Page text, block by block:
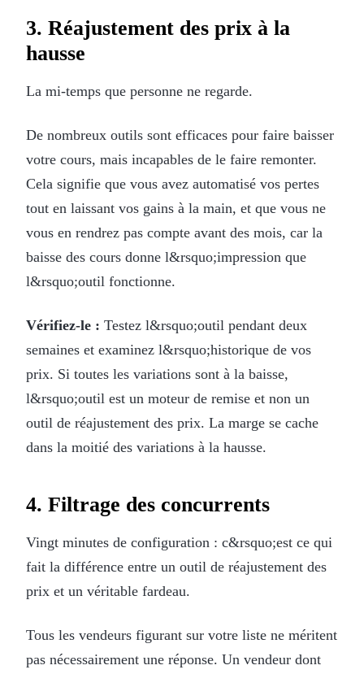
3. Réajustement des prix à la
hausse
La mi-temps que personne ne regarde.
De nombreux outils sont efficaces pour faire baisser
votre cours, mais incapables de le faire remonter.
Cela signifie que vous avez automatisé vos pertes
tout en laissant vos gains à la main, et que vous ne
vous en rendrez pas compte avant des mois, car la
baisse des cours donne l&rsquo;impression que
l&rsquo;outil fonctionne.
Vérifiez-le : Testez l&rsquo;outil pendant deux
semaines et examinez l&rsquo;historique de vos
prix. Si toutes les variations sont à la baisse,
l&rsquo;outil est un moteur de remise et non un
outil de réajustement des prix. La marge se cache
dans la moitié des variations à la hausse.
4. Filtrage des concurrents
Vingt minutes de configuration : c&rsquo;est ce qui
fait la différence entre un outil de réajustement des
prix et un véritable fardeau.
Tous les vendeurs figurant sur votre liste ne méritent
pas nécessairement une réponse. Un vendeur dont